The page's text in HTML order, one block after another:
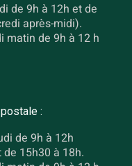
de 9h à 12h et de
après-midi).
matin de 9h à 12 h
:
de 9h à 12h
15h30 à 18h.